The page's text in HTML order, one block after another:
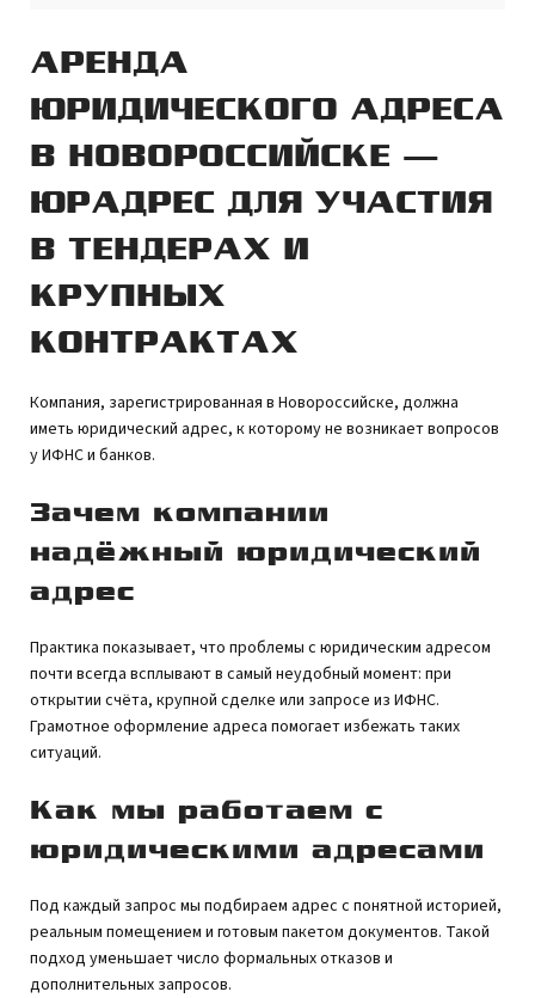
АРЕНДА
ЮРИДИЧЕСКОГО АДРЕСА
В НОВОРОССИЙСКЕ —
ЮРАДРЕС ДЛЯ УЧАСТИЯ
В ТЕНДЕРАХ И
КРУПНЫХ
КОНТРАКТАХ
Компания, зарегистрированная в Новороссийске, должна
иметь юридический адрес, к которому не возникает вопросов
у ИФНС и банков.
Зачем компании
надёжный юридический
адрес
Практика показывает, что проблемы с юридическим адресом
почти всегда всплывают в самый неудобный момент: при
открытии счёта, крупной сделке или запросе из ИФНС.
Грамотное оформление адреса помогает избежать таких
ситуаций.
Как мы работаем с
юридическими адресами
Под каждый запрос мы подбираем адрес с понятной историей,
реальным помещением и готовым пакетом документов. Такой
подход уменьшает число формальных отказов и
дополнительных запросов.